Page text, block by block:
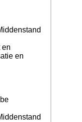
en
en